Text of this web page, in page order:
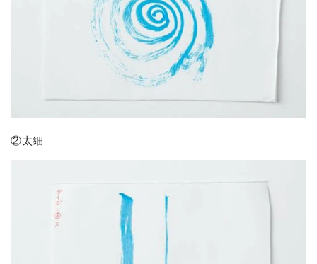
②太細